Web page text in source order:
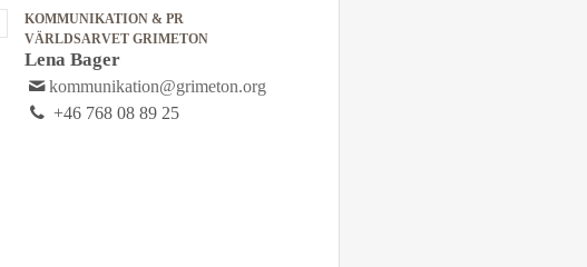
KOMMUNIKATION & PR
VÄRLDSARVET GRIMETON
Lena Bager
kommunikation@grimeton.org
+46 768 08 89 25